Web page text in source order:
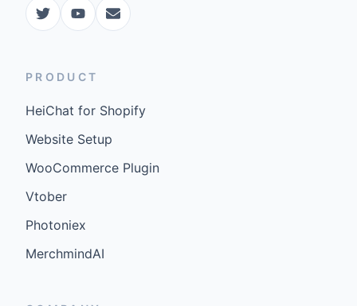
PRODUCT
HeiChat for Shopify
Website Setup
WooCommerce Plugin
Vtober
Photoniex
MerchmindAI